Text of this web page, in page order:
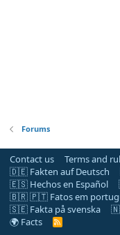
Forums
Contact us Terms and
🇩🇪 Fakten auf Deutsch
🇪🇸 Hechos en Español
🇧🇷 🇵🇹 Fatos em
🇸🇪 Fakta på svenska
🌍 Facts
R